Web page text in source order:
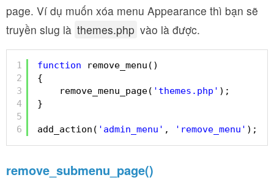
page. Ví dụ muốn xóa menu Appearance thì bạn sẽ
truyền slug là themes.php vào là được.
1
2
3
4
5
6
function
remove_menu()
{
remove_menu_page( 'themes.php' );
}
add_action( 'admin_menu' , 'remove_menu' );
remove_submenu_page()